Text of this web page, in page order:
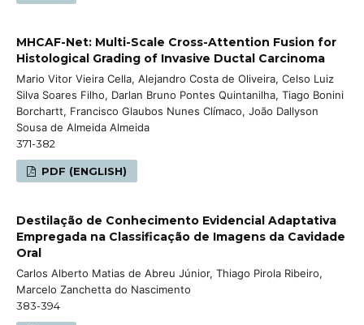
MHCAF-Net: Multi-Scale Cross-Attention Fusion for
Histological Grading of Invasive Ductal Carcinoma
Mario Vitor Vieira Cella, Alejandro Costa de Oliveira, Celso Luiz
Silva Soares Filho, Darlan Bruno Pontes Quintanilha, Tiago Bonini
Borchartt, Francisco Glaubos Nunes Clímaco, João Dallyson
Sousa de Almeida Almeida
371-382
PDF (ENGLISH)
Destilação de Conhecimento Evidencial Adaptativa
Empregada na Classificação de Imagens da Cavidade
Oral
Carlos Alberto Matias de Abreu Júnior, Thiago Pirola Ribeiro,
Marcelo Zanchetta do Nascimento
383-394